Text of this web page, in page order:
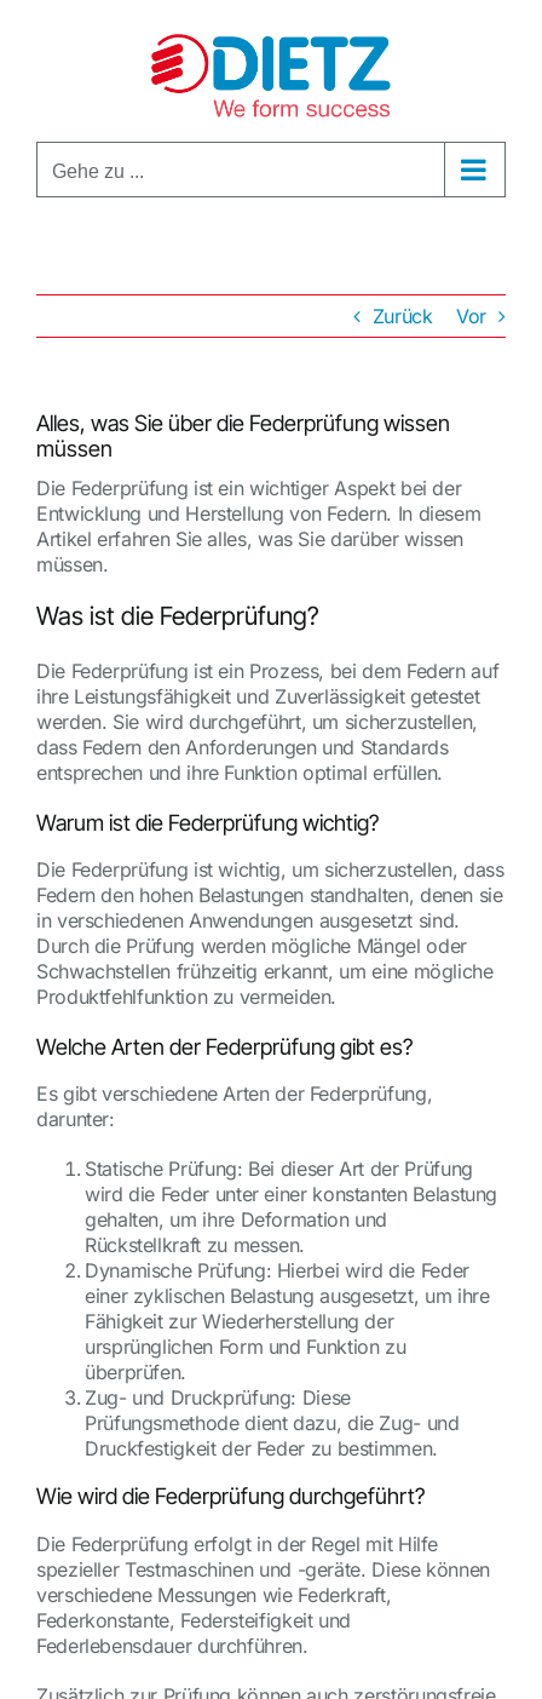
Gehe zu ...
Zurück Vor
Alles, was Sie über die Federprüfung wissen
müssen
Die Federprüfung ist ein wichtiger Aspekt bei der
Entwicklung und Herstellung von Federn. In diesem
Artikel erfahren Sie alles, was Sie darüber wissen
müssen.
Was ist die Federprüfung?
Die Federprüfung ist ein Prozess, bei dem Federn auf
ihre Leistungsfähigkeit und Zuverlässigkeit getestet
werden. Sie wird durchgeführt, um sicherzustellen,
dass Federn den Anforderungen und Standards
entsprechen und ihre Funktion optimal erfüllen.
Warum ist die Federprüfung wichtig?
Die Federprüfung ist wichtig, um sicherzustellen, dass
Federn den hohen Belastungen standhalten, denen sie
in verschiedenen Anwendungen ausgesetzt sind.
Durch die Prüfung werden mögliche Mängel oder
Schwachstellen frühzeitig erkannt, um eine mögliche
Produktfehlfunktion zu vermeiden.
Welche Arten der Federprüfung gibt es?
Es gibt verschiedene Arten der Federprüfung,
darunter:
Statische Prüfung: Bei dieser Art der Prüfung
wird die Feder unter einer konstanten Belastung
gehalten, um ihre Deformation und
Rückstellkraft zu messen.
Dynamische Prüfung: Hierbei wird die Feder
einer zyklischen Belastung ausgesetzt, um ihre
Fähigkeit zur Wiederherstellung der
ursprünglichen Form und Funktion zu
überprüfen.
Zug- und Druckprüfung: Diese
Prüfungsmethode dient dazu, die Zug- und
Druckfestigkeit der Feder zu bestimmen.
Wie wird die Federprüfung durchgeführt?
Die Federprüfung erfolgt in der Regel mit Hilfe
spezieller Testmaschinen und -geräte. Diese können
verschiedene Messungen wie Federkraft,
Federkonstante, Federsteifigkeit und
Federlebensdauer durchführen.